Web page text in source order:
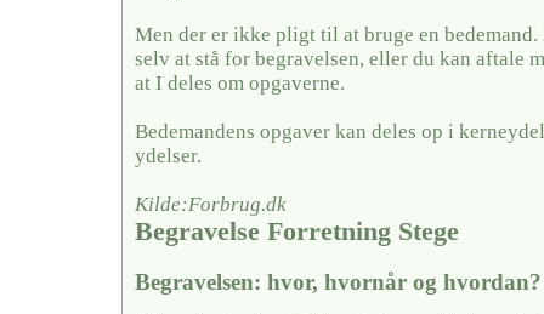
Men der er ikke pligt til at bruge en
selv at stå for begravelsen, eller du kan aftale
at I deles om opgaverne.
Bedemandens opgaver kan deles op i
ydelser.
Kilde:Forbrug.dk
Begravelse Forretning Stege
Begravelsen: hvor, hvornår og hvordan?